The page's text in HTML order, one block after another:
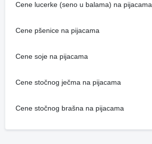
Cene lucerke (seno u balama) na pijacama
Cene pšenice na pijacama
Cene soje na pijacama
Cene stočnog ječma na pijacama
Cene stočnog brašna na pijacama